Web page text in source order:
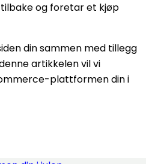
og foretar et kjøp
din sammen med tillegg
artikkelen vil vi
plattformen din i